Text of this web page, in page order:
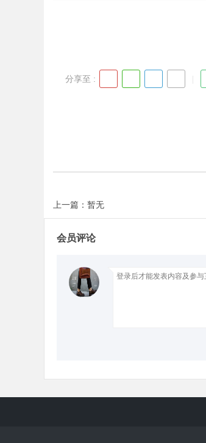
分享至 :
上一篇：暂无
会员评论